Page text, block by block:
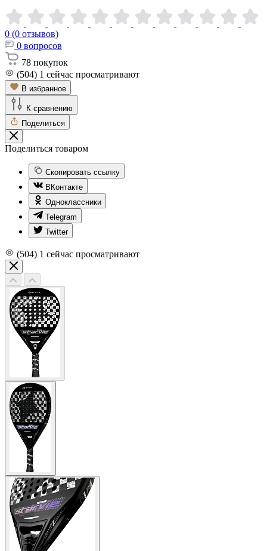
0 (0 отзывов)
0 вопросов
78 покупок
(504) 1 сейчас просматривают
В избранное
К сравнению
Поделиться
Поделиться товаром
Скопировать ссылку
ВКонтакте
Одноклассники
Telegram
Twitter
(504) 1 сейчас просматривают